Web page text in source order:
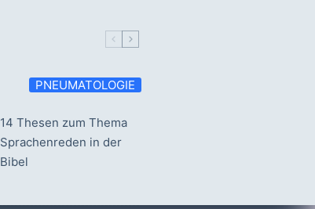
PNEUMATOLOGIE
14 Thesen zum Thema
Sprachenreden in der
Bibel